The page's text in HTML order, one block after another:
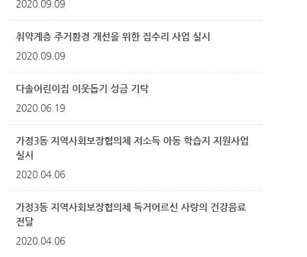
2020.09.09
취약계층 주거환경 개선을 위한 집수리 사업 실시
2020.09.09
다솔어린이집 이웃돕기 성금 기탁
2020.06.19
가정3동 지역사회보장협의체 저소득 아동 학습지 지원사업
실시
2020.04.06
가정3동 지역사회보장협의체 독거어르신 사랑의 건강음료
전달
2020.04.06